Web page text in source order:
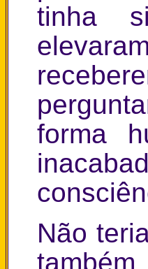
tinha
forma
Não